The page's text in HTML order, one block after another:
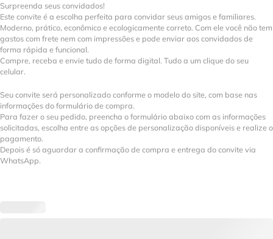
Surpreenda seus convidados!
Este convite é a escolha perfeita para convidar seus amigos e familiares.
Moderno, prático, econômico e ecologicamente correto. Com ele você não tem
gastos com frete nem com impressões e pode enviar aos convidados de
forma rápida e funcional.
Compre, receba e envie tudo de forma digital. Tudo a um clique do seu
celular.
Seu convite será personalizado conforme o modelo do site, com base nas
informações do formulário de compra.
Para fazer o seu pedido, preencha o formulário abaixo com as informações
solicitadas, escolha entre as opções de personalização disponíveis e realize o
pagamento.
Depois é só aguardar a confirmação de compra e entrega do convite via
WhatsApp.